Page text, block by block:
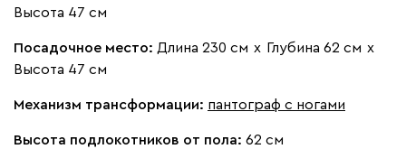
Жёлтый
Высота 47 см
Посадочное место: Длина 230 см х Глубина 62 см х
Высота 47 см
Механизм трансформации: пантограф с ногами
Высота подлокотников от пола: 62 см